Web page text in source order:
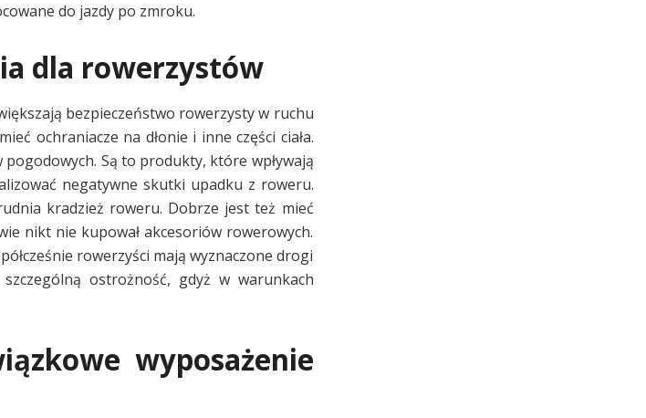
do jazdy po zmroku.
dla rowerzystów
bezpieczeństwo rowerzysty w ruchu
ochraniacze na dłonie i inne części ciała.
Są to produkty, które wpływają
negatywne skutki upadku z roweru.
kradzież roweru. Dobrze jest też mieć
nikt nie kupował akcesoriów rowerowych.
rowerzyści mają wyznaczone drogi
ostrożność, gdyż w warunkach
wyposażenie